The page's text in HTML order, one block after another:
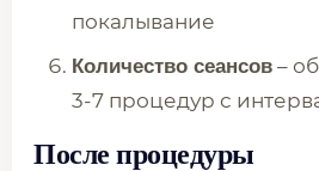
покалывание
Количество сеансов –
3-7 процедур с
После процедуры